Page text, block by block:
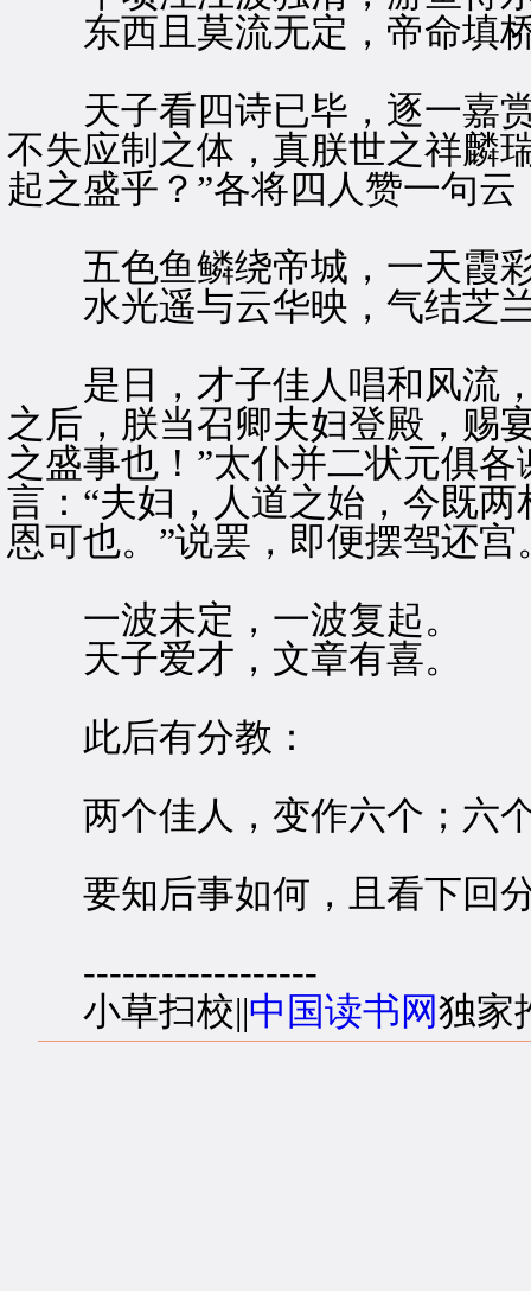
东西且莫流无定，帝命填
天子看四诗已毕，逐一嘉赏
不失应制之体，真朕世之祥麟
起之盛乎？”各将四人赞一句云
五色鱼鳞绕帝城，一天霞
水光遥与云华映，气结芝
是日，才子佳人唱和风流，
之后，朕当召卿夫妇登殿，赐
之盛事也！”太仆并二状元俱
言：“夫妇，人道之始，今既
恩可也。”说罢，即便摆驾还宫
一波未定，一波复起。
天子爱才，文章有喜。
此后有分教：
两个佳人，变作六个；六
要知后事如何，且看下回
------------------
小草扫校||中国读书网 独家